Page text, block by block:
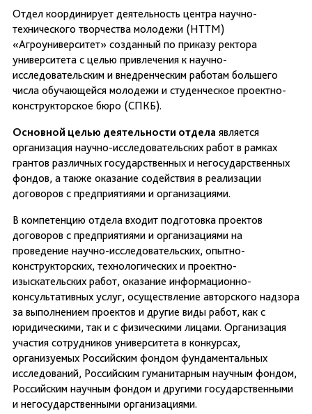
Отдел координирует деятельность центра научно-
технического творчества молодежи (НТТМ)
«Агроуниверситет» созданный по приказу ректора
университета с целью привлечения к научно-
исследовательским и внедренческим работам большего
числа обучающейся молодежи и студенческое проектно-
конструкторское бюро (СПКБ).
Основной целью деятельности отдела является
организация научно-исследовательских работ в рамках
грантов различных государственных и негосударственных
фондов, а также оказание содействия в реализации
договоров с предприятиями и организациями.
В компетенцию отдела входит подготовка проектов
договоров с предприятиями и организациями на
проведение научно-исследовательских, опытно-
конструкторских, технологических и проектно-
изыскательских работ, оказание информационно-
консультативных услуг, осуществление авторского надзора
за выполнением проектов и другие виды работ, как с
юридическими, так и с физическими лицами. Организация
участия сотрудников университета в конкурсах,
организуемых Российским фондом фундаментальных
исследований, Российским гуманитарным научным фондом,
Российским научным фондом и другими государственными
и негосударственными организациями.